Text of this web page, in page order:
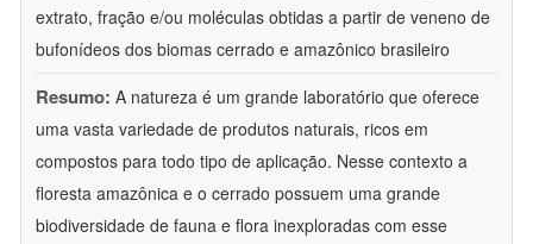
extrato, fração e/ou moléculas obtidas a partir de veneno de
bufonídeos dos biomas cerrado e amazônico brasileiro
Resumo: A natureza é um grande laboratório que oferece
uma vasta variedade de produtos naturais, ricos em
compostos para todo tipo de aplicação. Nesse contexto a
floresta amazônica e o cerrado possuem uma grande
biodiversidade de fauna e flora inexploradas com esse